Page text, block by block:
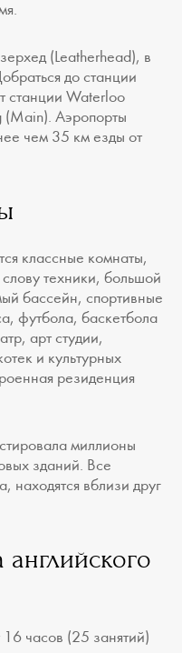
(Leatherhead), в
до станции
станции Waterloo
(Main). Аэропорты
чем 35 км езды от
классные комнаты,
техники, большой
бассейн, спортивные
футбола, баскетбола
арт студии,
и культурных
резиденция
миллионы
зданий. Все
находятся вблизи друг
часов (25 занятий)